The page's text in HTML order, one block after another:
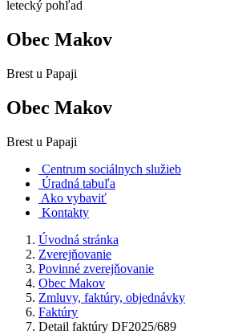
letecký pohľad
Obec Makov
Brest u Papaji
Obec Makov
Brest u Papaji
Centrum sociálnych služieb
Úradná tabuľa
Ako vybaviť
Kontakty
Úvodná stránka
Zverejňovanie
Povinné zverejňovanie
Obec Makov
Zmluvy, faktúry, objednávky
Faktúry
Detail faktúry DF2025/689